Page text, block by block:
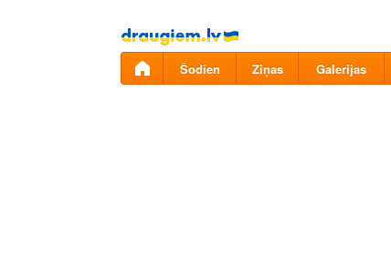
Pāriet
uz
saturu
Šodien Ziņas Galerijas